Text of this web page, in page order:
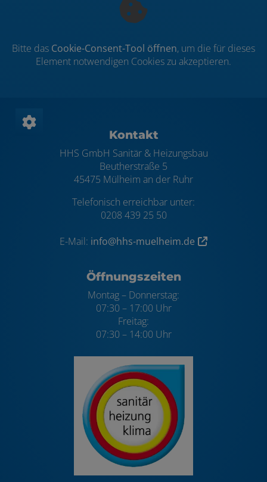
Bitte das Cookie-Consent-Tool öffnen, um die für dieses
Element notwendigen Cookies zu akzeptieren.
Footer - Kontaktdaten und
Kontakt
HHS GmbH Sanitär & Heizungsbau
Beutherstraße 5
45475 Mülheim an der Ruhr
Telefonisch erreichbar unter:
0208 439 25 50
E-Mail: info@hhs-muelheim.de
Öffnungszeiten
Montag – Donnerstag:
07:30 – 17:00 Uhr
Freitag:
07:30 – 14:00 Uhr